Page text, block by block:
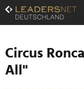
Zum
Inhalt
Zur
Navigation
Zur
Hauptnavigation
Circus
All"